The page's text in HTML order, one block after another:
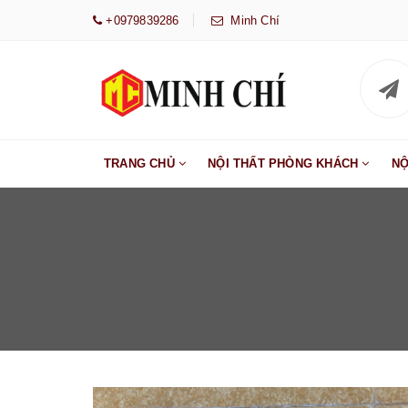
+0979839286 Minh Chí
TRANG CHỦ NỘI THẤT PHÒNG KHÁCH